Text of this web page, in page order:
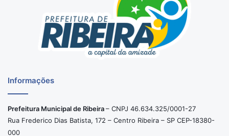
Informações
Prefeitura Municipal de Ribeira– CNPJ 46.634.325/0001-27
Rua Frederico Dias Batista, 172 – Centro Ribeira – SP CEP-18380-
000